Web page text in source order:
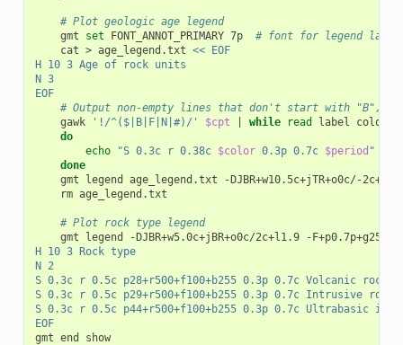
# Plot geologic age legend
    gmt
set FONT_ANNOT_PRIMARY 7p # font for legend
    cat > age_legend.txt
<< EOF
H 10 3 Age of rock units
N 3
EOF
# Output non-empty lines that don't start with "B",
    gawk
'!/^($|B|F|N|#)/' $cpt while read
label color
do
echo
"S 0.3c r 0.38c $color 0.3p 0.7c $period "
done
gmt legend age_legend.txt -DJBR+w10.5c+jTR+o0c/-
    rm age_legend.txt
# Plot rock type legend
gmt legend -DJBR+w5.0c+jBR+o0c/2c+l1.9 -F+p0.7p+g255
H 10 3 Rock type
N 2
S 0.3c r 0.5c p28+r500+f100+b255 0.3p 0.7c Volcanic rocks
S 0.3c r 0.5c p29+r500+f100+b255 0.3p 0.7c Intrusive rocks
S 0.3c r 0.5c p44+r500+f100+b255 0.3p 0.7c Ultrabasic
EOF
gmt end show